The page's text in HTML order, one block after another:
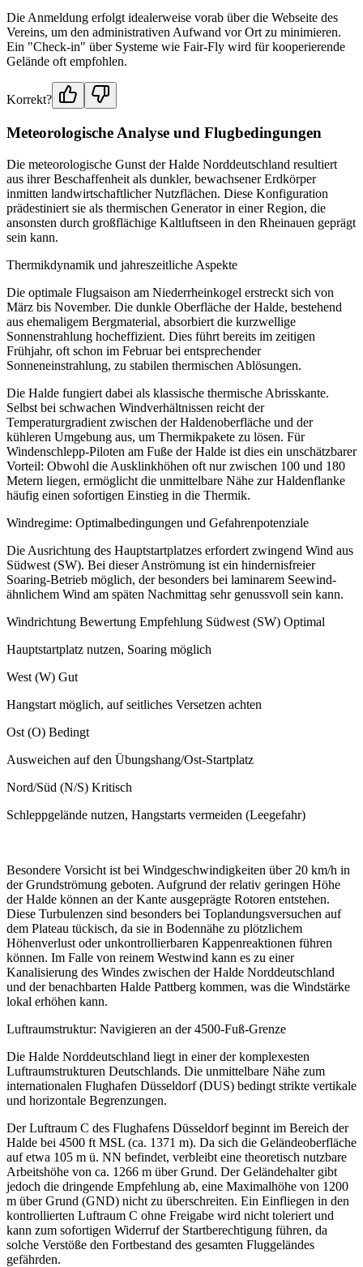
Die Anmeldung erfolgt idealerweise vorab über die Webseite des
Vereins, um den administrativen Aufwand vor Ort zu minimieren.
Ein "Check-in" über Systeme wie Fair-Fly wird für kooperierende
Gelände oft empfohlen.
Korrekt?
Meteorologische Analyse und Flugbedingungen
Die meteorologische Gunst der Halde Norddeutschland resultiert
aus ihrer Beschaffenheit als dunkler, bewachsener Erdkörper
inmitten landwirtschaftlicher Nutzflächen. Diese Konfiguration
prädestiniert sie als thermischen Generator in einer Region, die
ansonsten durch großflächige Kaltluftseen in den Rheinauen geprägt
sein kann.
Thermikdynamik und jahreszeitliche Aspekte
Die optimale Flugsaison am Niederrheinkogel erstreckt sich von
März bis November. Die dunkle Oberfläche der Halde, bestehend
aus ehemaligem Bergmaterial, absorbiert die kurzwellige
Sonnenstrahlung hocheffizient. Dies führt bereits im zeitigen
Frühjahr, oft schon im Februar bei entsprechender
Sonneneinstrahlung, zu stabilen thermischen Ablösungen.
Die Halde fungiert dabei als klassische thermische Abrisskante.
Selbst bei schwachen Windverhältnissen reicht der
Temperaturgradient zwischen der Haldenoberfläche und der
kühleren Umgebung aus, um Thermikpakete zu lösen. Für
Windenschlepp-Piloten am Fuße der Halde ist dies ein unschätzbarer
Vorteil: Obwohl die Ausklinkhöhen oft nur zwischen 100 und 180
Metern liegen, ermöglicht die unmittelbare Nähe zur Haldenflanke
häufig einen sofortigen Einstieg in die Thermik.
Windregime: Optimalbedingungen und Gefahrenpotenziale
Die Ausrichtung des Hauptstartplatzes erfordert zwingend Wind aus
Südwest (SW). Bei dieser Anströmung ist ein hindernisfreier
Soaring-Betrieb möglich, der besonders bei laminarem Seewind-
ähnlichem Wind am späten Nachmittag sehr genussvoll sein kann.
Windrichtung Bewertung Empfehlung Südwest (SW) Optimal
Hauptstartplatz nutzen, Soaring möglich
West (W) Gut
Hangstart möglich, auf seitliches Versetzen achten
Ost (O) Bedingt
Ausweichen auf den Übungshang/Ost-Startplatz
Nord/Süd (N/S) Kritisch
Schleppgelände nutzen, Hangstarts vermeiden (Leegefahr)
Besondere Vorsicht ist bei Windgeschwindigkeiten über 20 km/h in
der Grundströmung geboten. Aufgrund der relativ geringen Höhe
der Halde können an der Kante ausgeprägte Rotoren entstehen.
Diese Turbulenzen sind besonders bei Toplandungsversuchen auf
dem Plateau tückisch, da sie in Bodennähe zu plötzlichem
Höhenverlust oder unkontrollierbaren Kappenreaktionen führen
können. Im Falle von reinem Westwind kann es zu einer
Kanalisierung des Windes zwischen der Halde Norddeutschland
und der benachbarten Halde Pattberg kommen, was die Windstärke
lokal erhöhen kann.
Luftraumstruktur: Navigieren an der 4500-Fuß-Grenze
Die Halde Norddeutschland liegt in einer der komplexesten
Luftraumstrukturen Deutschlands. Die unmittelbare Nähe zum
internationalen Flughafen Düsseldorf (DUS) bedingt strikte vertikale
und horizontale Begrenzungen.
Der Luftraum C des Flughafens Düsseldorf beginnt im Bereich der
Halde bei 4500 ft MSL (ca. 1371 m). Da sich die Geländeoberfläche
auf etwa 105 m ü. NN befindet, verbleibt eine theoretisch nutzbare
Arbeitshöhe von ca. 1266 m über Grund. Der Geländehalter gibt
jedoch die dringende Empfehlung ab, eine Maximalhöhe von 1200
m über Grund (GND) nicht zu überschreiten. Ein Einfliegen in den
kontrollierten Luftraum C ohne Freigabe wird nicht toleriert und
kann zum sofortigen Widerruf der Startberechtigung führen, da
solche Verstöße den Fortbestand des gesamten Fluggeländes
gefährden.